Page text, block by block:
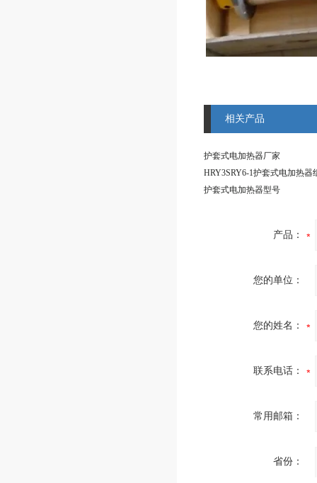
相关产品
护套式电加热器厂家
HRY3SRY6-1护套式电加热器
护套式电加热器型号
产品：
您的单位：
您的姓名：
联系电话：
常用邮箱：
省份：